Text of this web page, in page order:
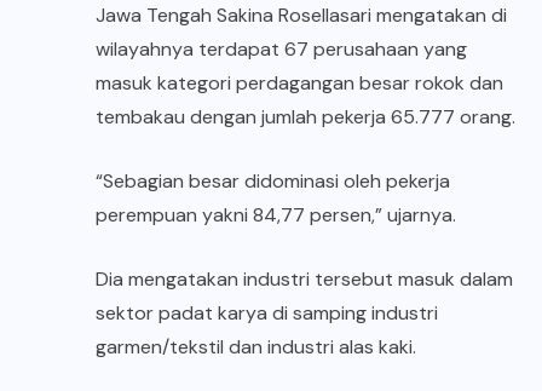
Jawa Tengah Sakina Rosellasari mengatakan di
wilayahnya terdapat 67 perusahaan yang
masuk kategori perdagangan besar rokok dan
tembakau dengan jumlah pekerja 65.777 orang.
“Sebagian besar didominasi oleh pekerja
perempuan yakni 84,77 persen,” ujarnya.
Dia mengatakan industri tersebut masuk dalam
sektor padat karya di samping industri
garmen/tekstil dan industri alas kaki.